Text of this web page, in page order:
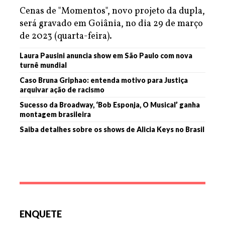
Cenas de "Momentos", novo projeto da dupla,
será gravado em Goiânia, no dia 29 de março
de 2023 (quarta-feira).
Laura Pausini anuncia show em São Paulo com nova
turnê mundial
Caso Bruna Griphao: entenda motivo para Justiça
arquivar ação de racismo
Sucesso da Broadway, ‘Bob Esponja, O Musical’ ganha
montagem brasileira
Saiba detalhes sobre os shows de Alicia Keys no Brasil
ENQUETE